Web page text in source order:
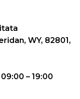
WY, 82801,
– 19:00